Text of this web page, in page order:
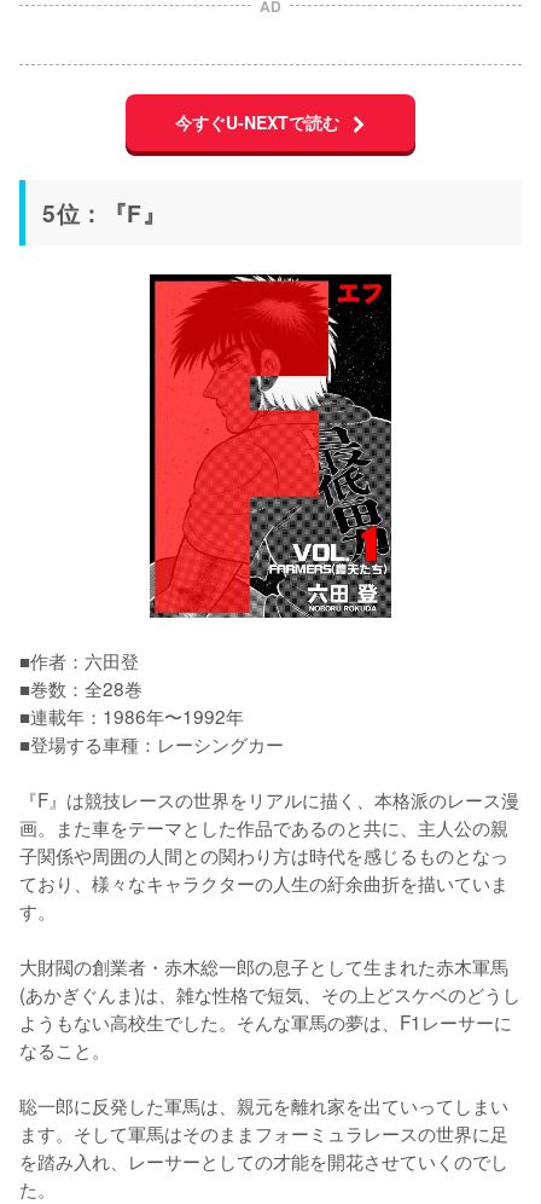
AD
今すぐU-NEXTで読む
5位：『F』
■作者：六田登
■巻数：全28巻
■連載年：1986年〜1992年
■登場する車種：レーシングカー
『F』は競技レースの世界をリアルに描く、本格派のレース漫
画。また車をテーマとした作品であるのと共に、主人公の親
子関係や周囲の人間との関わり方は時代を感じるものとなっ
ており、様々なキャラクターの人生の紆余曲折を描いていま
す。
大財閥の創業者・赤木総一郎の息子として生まれた赤木軍馬
(あかぎぐんま)は、雑な性格で短気、その上どスケベのどうし
ようもない高校生でした。そんな軍馬の夢は、F1レーサーに
なること。
聡一郎に反発した軍馬は、親元を離れ家を出ていってしまい
ます。そして軍馬はそのままフォーミュラレースの世界に足
を踏み入れ、レーサーとしての才能を開花させていくのでし
た。